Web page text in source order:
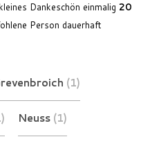
Dankeschön einmalig 20
Person dauerhaft
(1)
Neuss (1)